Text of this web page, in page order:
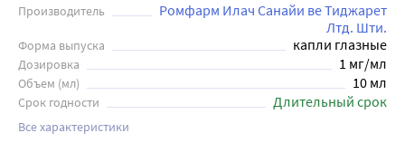
Производитель
Ромфарм Илач Санайи ве Тиджарет
Лтд. Шти.
Форма выпуска капли глазные
Дозировка 1 мг/мл
Объем (мл) 10 мл
Срок годности Длительный срок
Все характеристики